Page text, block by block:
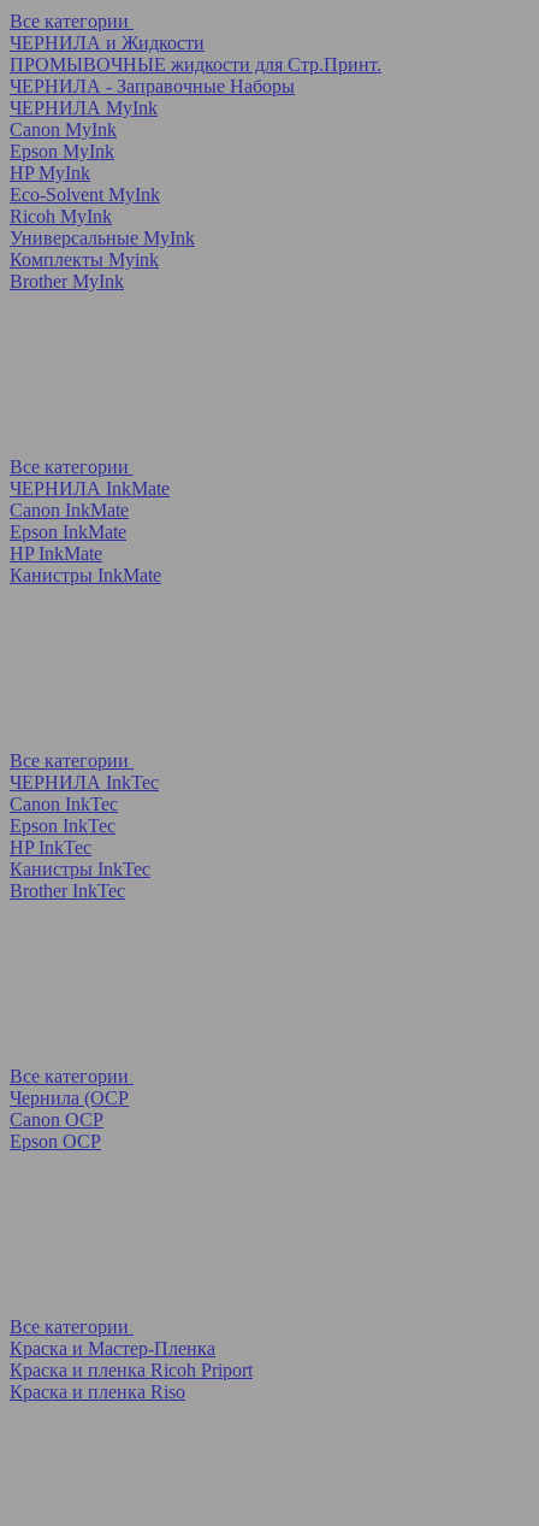
Все категории
ЧЕРНИЛА и Жидкости
ПРОМЫВОЧНЫЕ жидкости для Стр.Принт.
ЧЕРНИЛА - Заправочные Наборы
ЧЕРНИЛА MyInk
Canon MyInk
Epson MyInk
HP MyInk
Eco-Solvent MyInk
Ricoh MyInk
Универсальные MyInk
Комплекты Myink
Brother MyInk
Все категории
ЧЕРНИЛА InkMate
Canon InkMate
Epson InkMate
HP InkMate
Канистры InkMate
Все категории
ЧЕРНИЛА InkTec
Canon InkTec
Epson InkTec
HP InkTec
Канистры InkTec
Brother InkTec
Все категории
Чернила (OCP
Canon OCP
Epson OCP
Все категории
Краска и Мастер-Пленка
Краска и пленка Ricoh Priport
Краска и пленка Riso